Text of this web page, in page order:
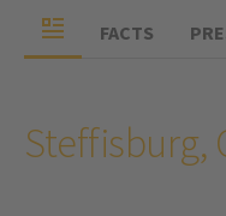
FACTS
Steffisburg,